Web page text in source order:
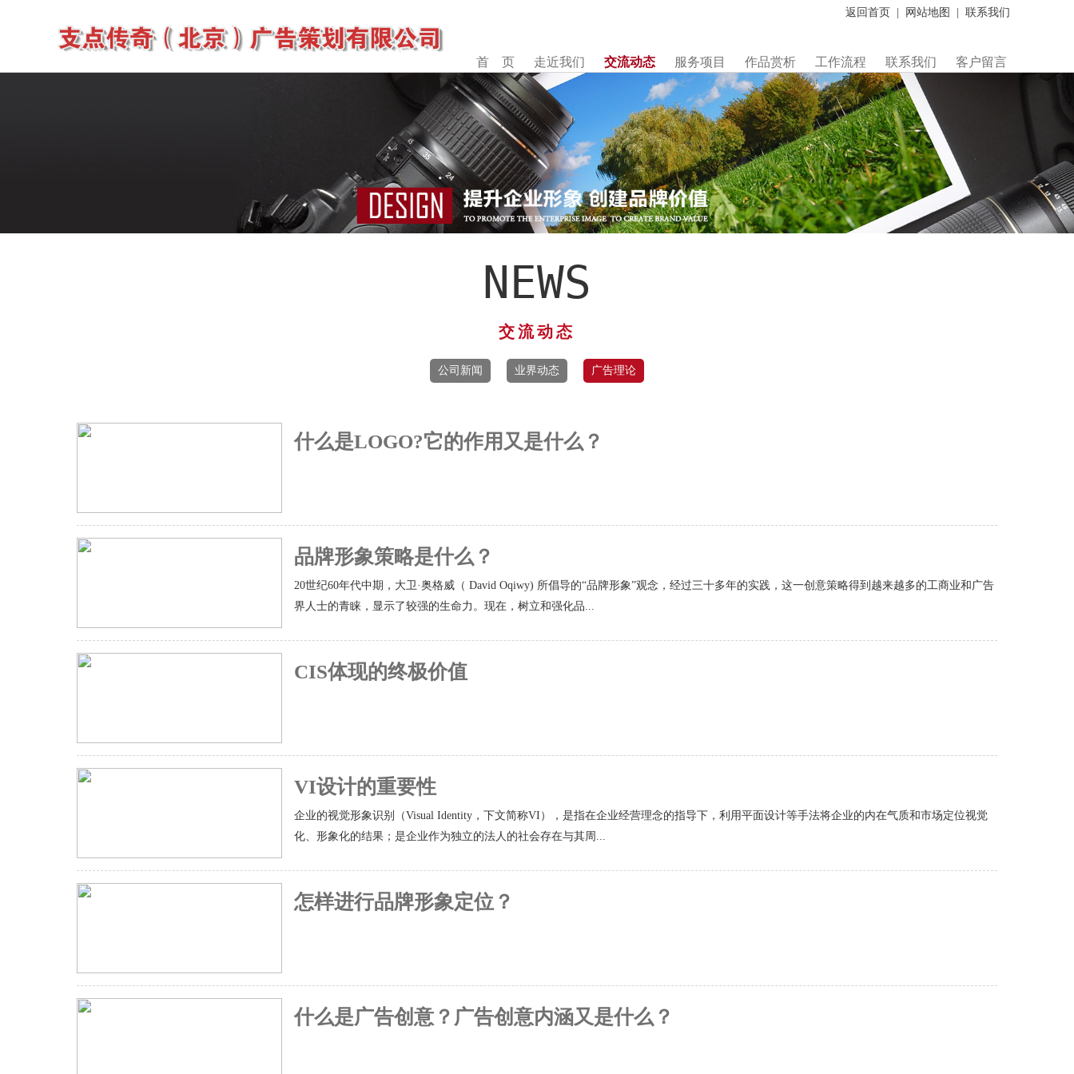
返回首页 网站地图 联系我们
首 页 走近我们 交流动态 服务项目 作品赏析 工作流程 联系我们 客户留言
NEWS
交流动态
公司新闻 业界动态 广告理论
什么是LOGO?它的作用又是什么？
品牌形象策略是什么？
20世纪60年代中期，大卫·奥格威（ David Oqiwy) 所倡导的“品牌形象”观念，经过三十多年的实践，这一创意策略得到越来越多的工商业和广告
界人士的青睐，显示了较强的生命力。现在，树立和强化品...
CIS体现的终极价值
VI设计的重要性
企业的视觉形象识别（Visual Identity，下文简称VI），是指在企业经营理念的指导下，利用平面设计等手法将企业的内在气质和市场定位视觉
化、形象化的结果；是企业作为独立的法人的社会存在与其周...
怎样进行品牌形象定位？
什么是广告创意？广告创意内涵又是什么？